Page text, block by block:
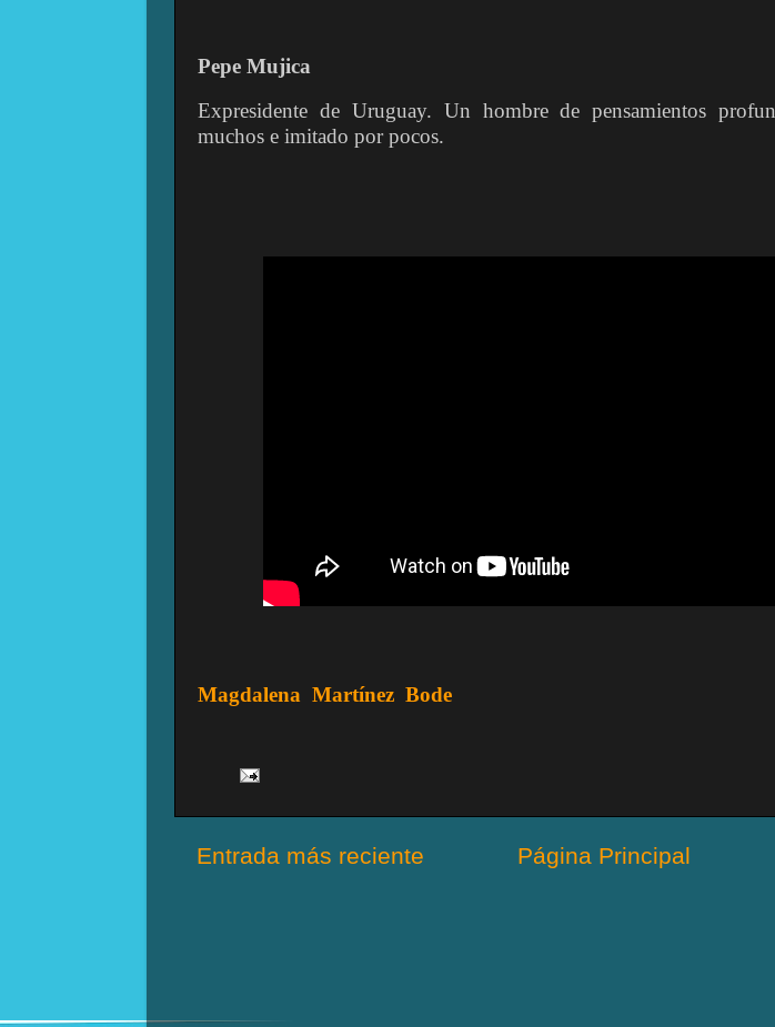
Pepe Mujica
Expresidente de Uruguay. Un hombre de pensamientos
muchos e imitado por pocos.
Magdalena Martínez Bode
Entrada más reciente Página Principal